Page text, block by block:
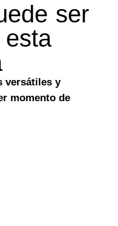
ser
versátiles y
momento de